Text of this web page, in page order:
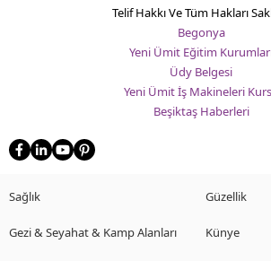
Telif Hakkı Ve Tüm Hakları
Begonya
Yeni Ümit Eğitim
Üdy Belgesi
Yeni Ümit İş Makineleri
Beşiktaş Haberleri
Sağlık Güzellik
Gezi & Seyahat & Kamp Alanları Künye